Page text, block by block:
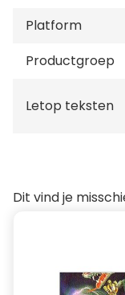
Platform
Productgroep
Letop teksten
Dit vind je